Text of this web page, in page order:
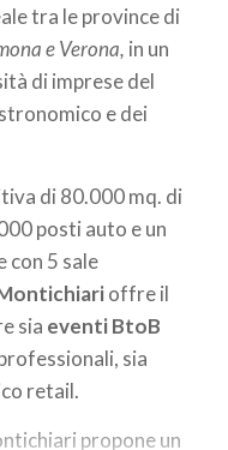
tra le province di
e Verona, in un
di imprese del
e dei
di 80.000 mq. di
posti auto e un
con 5 sale
offre il
sia eventi BtoB
sia
retail.
propone un